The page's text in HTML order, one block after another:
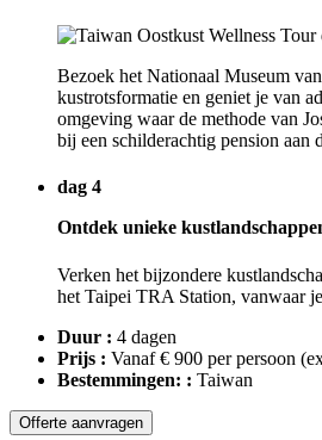
Bezoek het Nationaal Museum
kustrotsformatie en geniet je van
omgeving waar de methode van
bij een schilderachtig pension aan
dag 4
Ontdek unieke
Verken het bijzondere
het Taipei TRA Station, vanwaar
Duur : 4 dagen
Prijs : Vanaf € 900 per persoon
Bestemmingen: : Taiwan
Offerte aanvragen